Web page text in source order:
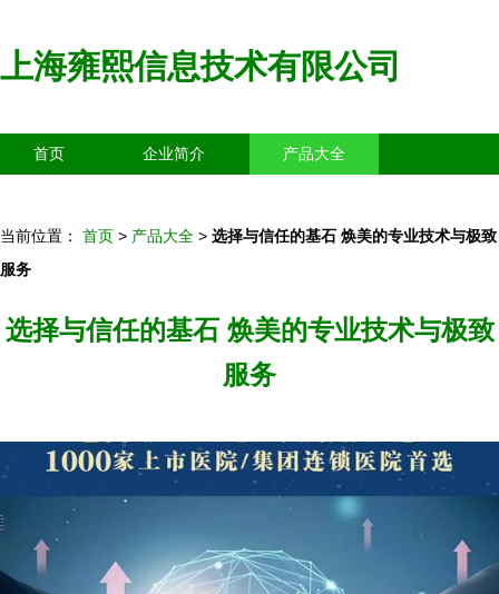
上海雍熙信息技术有限公司
首页 企业简介 产品大全
当前位置： 首页 > 产品大全 > 选择与信任的基石 焕美的专业技术与极致
服务
选择与信任的基石 焕美的专业技术与极致
服务